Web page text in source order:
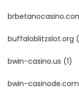
buffaloblitzslot.org
bwin-casino.us (1)
bwin-casinode.com